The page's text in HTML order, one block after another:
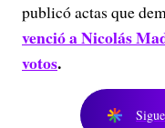
publicó actas que
venció a Nicolás
votos.